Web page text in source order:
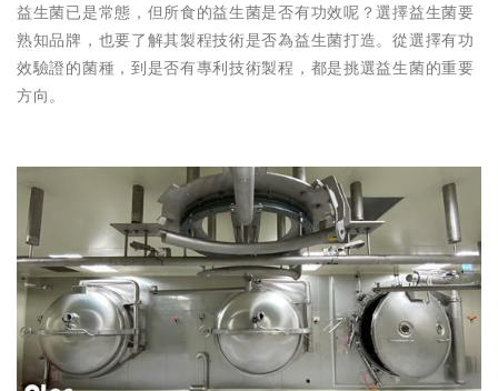
益生菌已是常態，但所食的益生菌是否有功效呢？選擇益生菌要
熟知品牌，也要了解其製程技術是否為益生菌打造。從選擇有功
效驗證的菌種，到是否有專利技術製程，都是挑選益生菌的重要
方向。